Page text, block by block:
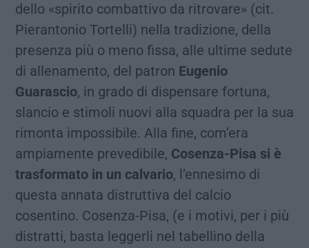
dello «spirito combattivo da ritrovare» (cit.
Pierantonio Tortelli) nella tradizione, della
presenza più o meno fissa, alle ultime sedute
di allenamento, del patron Eugenio
Guarascio, in grado di dispensare fortuna,
slancio e stimoli nuovi alla squadra per la sua
rimonta impossibile. Alla fine, com’era
ampiamente prevedibile, Cosenza-Pisa si è
trasformato in un calvario, l’ennesimo di
questa annata distruttiva del calcio
cosentino. Cosenza-Pisa, (e i motivi, per i più
distratti, basta leggerli nel tabellino della